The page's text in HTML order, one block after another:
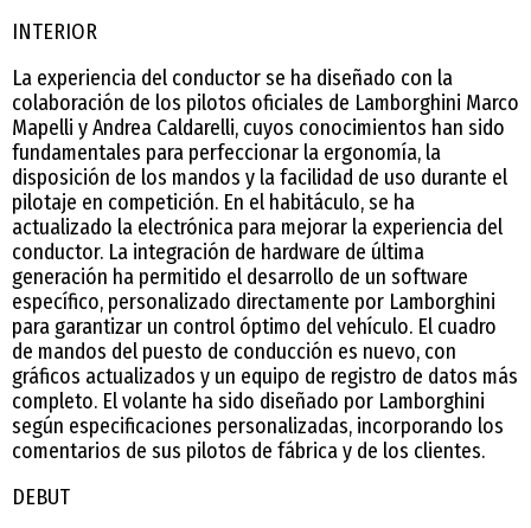
INTERIOR
La experiencia del conductor se ha diseñado con la
colaboración de los pilotos oficiales de Lamborghini Marco
Mapelli y Andrea Caldarelli, cuyos conocimientos han sido
fundamentales para perfeccionar la ergonomía, la
disposición de los mandos y la facilidad de uso durante el
pilotaje en competición. En el habitáculo, se ha
actualizado la electrónica para mejorar la experiencia del
conductor. La integración de hardware de última
generación ha permitido el desarrollo de un software
específico, personalizado directamente por Lamborghini
para garantizar un control óptimo del vehículo. El cuadro
de mandos del puesto de conducción es nuevo, con
gráficos actualizados y un equipo de registro de datos más
completo. El volante ha sido diseñado por Lamborghini
según especificaciones personalizadas, incorporando los
comentarios de sus pilotos de fábrica y de los clientes.
DEBUT